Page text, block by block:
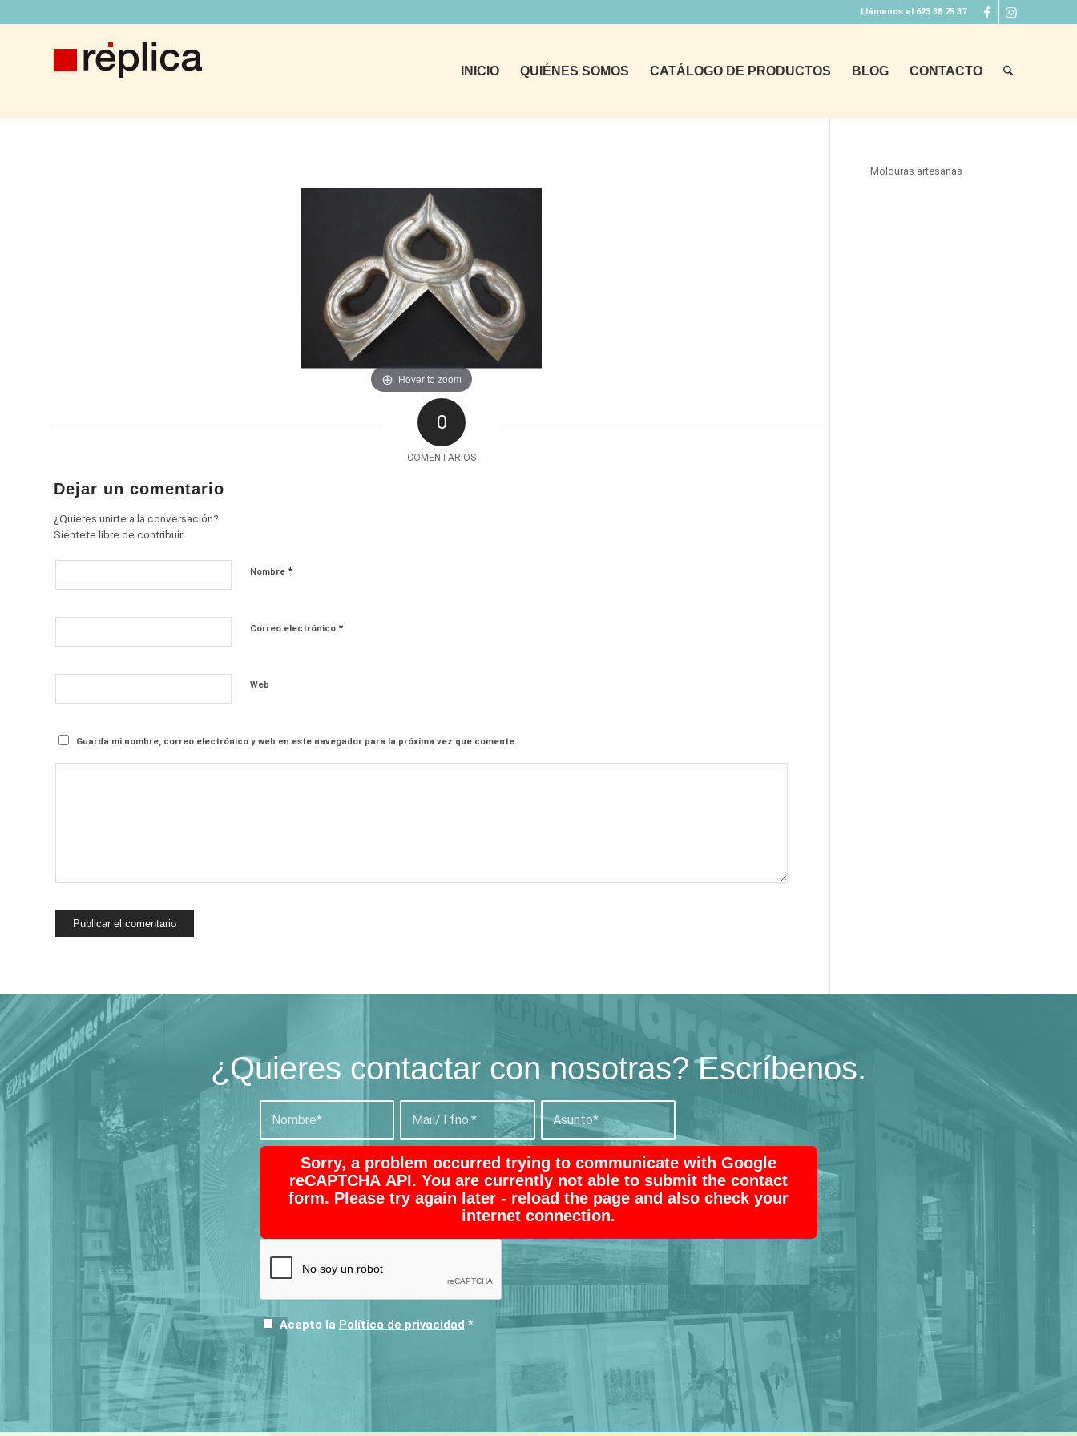
Llámanos al 623 38 75 37
INICIO QUIÉNES SOMOS CATÁLOGO DE PRODUCTOS BLOG CONTACTO
Hover to zoom
0
COMENTARIOS
Dejar un comentario
¿Quieres unirte a la conversación?
Siéntete libre de contribuir!
Nombre *
Correo electrónico *
Web
Guarda mi nombre, correo electrónico y web en este navegador para la próxima vez que comente.
Molduras artesanas
¿Quieres contactar con nosotras? Escríbenos.
Sorry, a problem occurred trying to communicate with Google
reCAPTCHA API. You are currently not able to submit the contact
form. Please try again later - reload the page and also check your
internet connection.
Acepto la Política de privacidad *